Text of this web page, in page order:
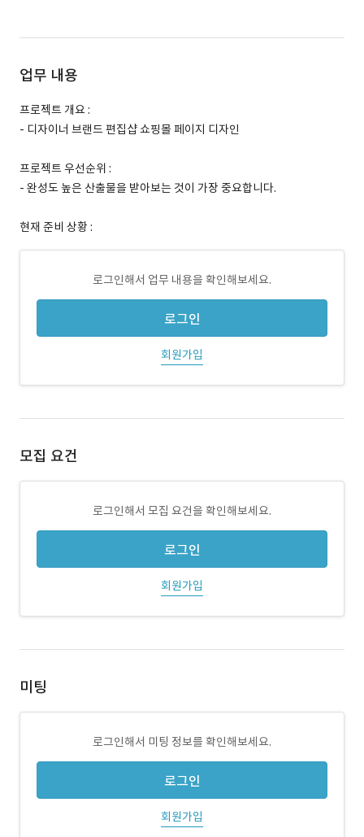
업무 내용
프로젝트 개요 :
- 디자이너 브랜드 편집샵 쇼핑몰 페이지 디자인
프로젝트 우선순위 :
- 완성도 높은 산출물을 받아보는 것이 가장 중요합니다.
현재 준비 상황 :
로그인해서 업무 내용을 확인해보세요.
로그인
회원가입
모집 요건
로그인해서 모집 요건을 확인해보세요.
로그인
회원가입
미팅
로그인해서 미팅 정보를 확인해보세요.
로그인
회원가입